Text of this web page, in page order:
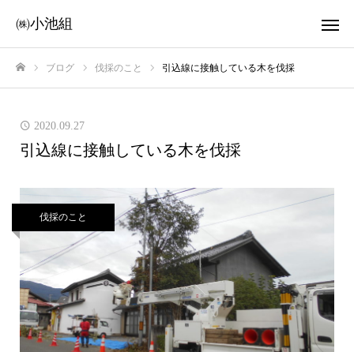
㈱小池組
ブログ 伐採のこと 引込線に接触している木を伐採
2020.09.27
引込線に接触している木を伐採
伐採のこと